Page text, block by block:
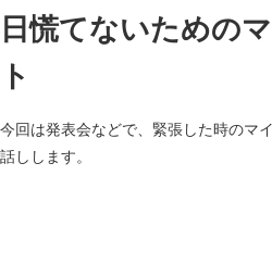
日慌てないための
ト
今回は発表会などで、緊張した時のマ
話しします。